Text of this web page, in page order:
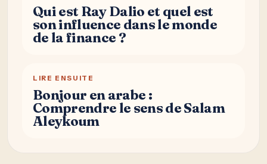
Qui est Ray Dalio et quel est
son influence dans le monde
de la finance ?
LIRE ENSUITE
Bonjour en arabe :
Comprendre le sens de Salam
Aleykoum